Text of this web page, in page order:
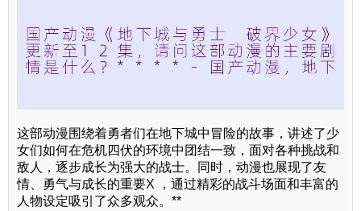
这部动漫围绕着勇者们在地下城中冒险的故事，讲述了少
女们如何在危机四伏的环境中团结一致，面对各种挑战和
敌人，逐步成长为强大的战士。同时，动漫也展现了友
情、勇气与成长的重要X ，通过精彩的战斗场面和丰富的
人物设定吸引了众多观众。**